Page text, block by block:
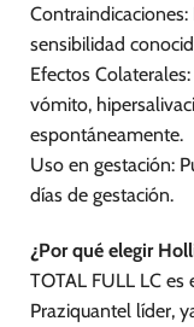
sensibilidad
Efectos
vómito,
espontáneamente.
Uso en gestación:
días de gestación.
¿Por qué elegir
TOTAL FULL LC
Praziquantel líder,